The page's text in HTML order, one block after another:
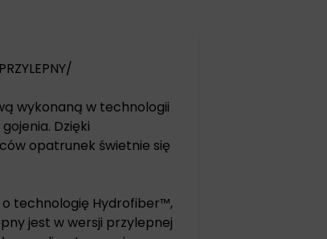
wykonaną w technologii
Dzięki
opatrunek świetnie się
o technologię Hydrofiber™,
jest w wersji przylepnej